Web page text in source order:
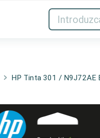
Red
HP Tinta 301 / N9J72AE